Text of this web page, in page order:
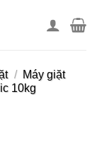
/
Máy giặt
10kg